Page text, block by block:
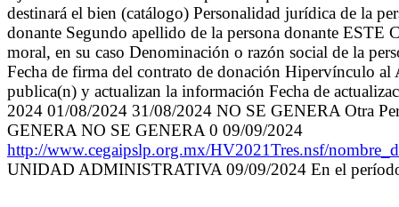
destinará el bien (catálogo) Personalidad jurídica de la
donante Segundo apellido de la persona donante
moral, en su caso Denominación o razón social de la
Fecha de firma del contrato de donación Hipervínculo al
publica(n) y actualizan la información Fecha de
2024 01/08/2024 31/08/2024 NO SE GENERA Otra
GENERA NO SE GENERA 0 09/09/2024
http://www.cegaipslp.org.mx/HV2021Tres.nsf/
UNIDAD ADMINISTRATIVA 09/09/2024 En el período